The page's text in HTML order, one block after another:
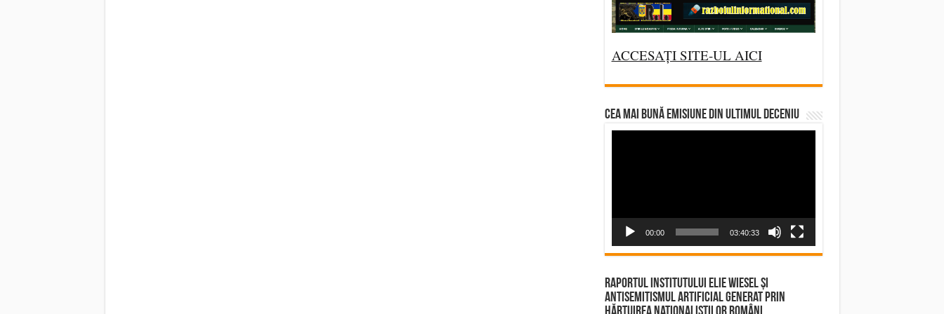
ACCESAȚI SITE-UL AICI
CEA MAI BUNĂ EMISIUNE DIN ULTIMUL DECENIU
00:00 03:40:33
Raportul Institutului Elie Wiesel și
Antisemitismul Artificial Generat prin